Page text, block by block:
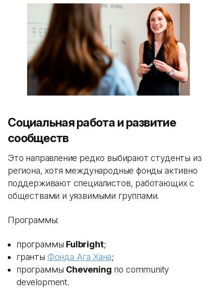
Социальная работа и развитие
сообществ
Это направление редко выбирают студенты из
региона, хотя международные фонды активно
поддерживают специалистов, работающих с
обществами и уязвимыми группами.
Программы:
программы Fulbright;
гранты Фонда Ага Хана;
программы Chevening по community
development.